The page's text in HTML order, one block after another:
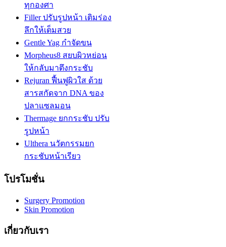
ทุกองศา
Filler ปรับรูปหน้า เติมร่อง
ลึกให้เต็มสวย
Gentle Yag กำจัดขน
Morpheus8 สยบผิวหย่อน
ให้กลับมาตึงกระชับ
Rejuran ฟื้นฟูผิวใส ด้วย
สารสกัดจาก DNA ของ
ปลาแซลมอน
Thermage ยกกระชับ ปรับ
รูปหน้า
Ulthera นวัตกรรมยก
กระชับหน้าเรียว
โปรโมชั่น
Surgery Promotion
Skin Promotion
เกี่ยวกับเรา